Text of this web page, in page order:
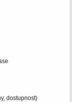
dostupnost)